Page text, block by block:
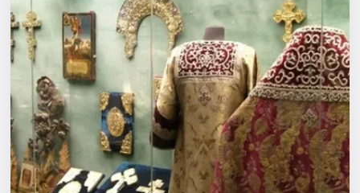
События
Города
Площадки
Артисты